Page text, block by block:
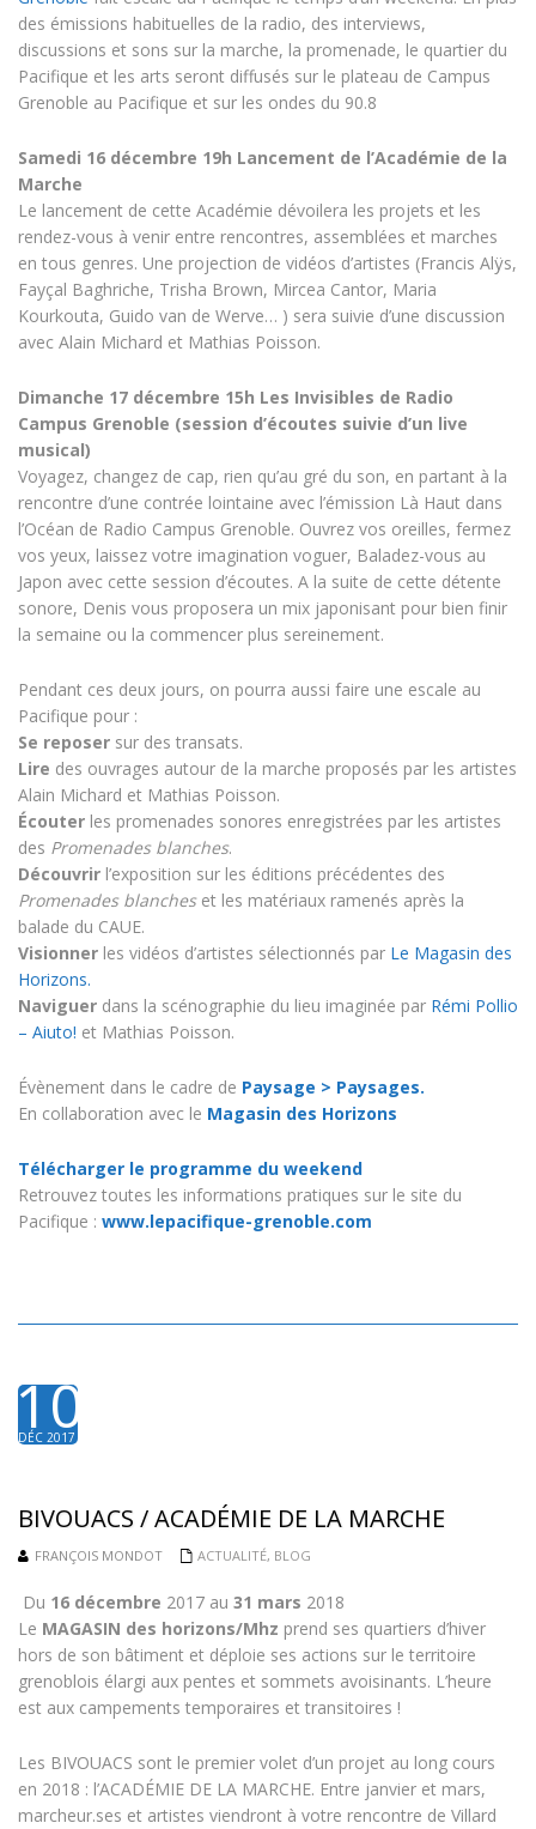
des émissions habituelles de la radio, des interviews,
discussions et sons sur la marche, la promenade, le quartier du
Pacifique et les arts seront diffusés sur le plateau de Campus
Grenoble au Pacifique et sur les ondes du 90.8
Samedi 16 décembre 19h Lancement de l’Académie de la
Marche
Le lancement de cette Académie dévoilera les projets et les
rendez-vous à venir entre rencontres, assemblées et marches
en tous genres. Une projection de vidéos d’artistes (Francis Alÿs,
Fayçal Baghriche, Trisha Brown, Mircea Cantor, Maria
Kourkouta, Guido van de Werve… ) sera suivie d’une discussion
avec Alain Michard et Mathias Poisson.
Dimanche 17 décembre 15h Les Invisibles de Radio
Campus Grenoble (session d’écoutes suivie d’un live
musical)
Voyagez, changez de cap, rien qu’au gré du son, en partant à la
rencontre d’une contrée lointaine avec l’émission Là Haut dans
l’Océan de Radio Campus Grenoble. Ouvrez vos oreilles, fermez
vos yeux, laissez votre imagination voguer, Baladez-vous au
Japon avec cette session d’écoutes. A la suite de cette détente
sonore, Denis vous proposera un mix japonisant pour bien finir
la semaine ou la commencer plus sereinement.
Pendant ces deux jours, on pourra aussi faire une escale au
Pacifique pour :
Se reposer sur des transats.
Lire des ouvrages autour de la marche proposés par les artistes
Alain Michard et Mathias Poisson.
Écouter les promenades sonores enregistrées par les artistes
des Promenades blanches.
Découvrir l’exposition sur les éditions précédentes des
Promenades blancheset les matériaux ramenés après la
balade du CAUE.
Visionner les vidéos d’artistes sélectionnés par Le Magasin des
Horizons.
Naviguer dans la scénographie du lieu imaginée par Rémi Pollio
– Aiuto! et Mathias Poisson.
Évènement dans le cadre de Paysage > Paysages.
En collaboration avec le Magasin des Horizons
Télécharger le programme du weekend
Retrouvez toutes les informations pratiques sur le site du
Pacifique : www.lepacifique-grenoble.com
10
DÉC 2017
BIVOUACS / ACADÉMIE DE LA MARCHE
FRANÇOIS MONDOT ACTUALITÉ, BLOG
Du 16 décembre 2017 au 31 mars 2018
Le MAGASIN des horizons/Mhz prend ses quartiers d’hiver
hors de son bâtiment et déploie ses actions sur le territoire
grenoblois élargi aux pentes et sommets avoisinants. L’heure
est aux campements temporaires et transitoires !
Les BIVOUACS sont le premier volet d’un projet au long cours
en 2018 : l’ACADÉMIE DE LA MARCHE. Entre janvier et mars,
marcheur.ses et artistes viendront à votre rencontre de Villard